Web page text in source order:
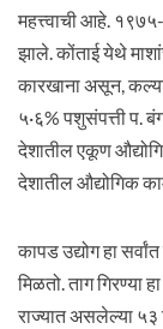
महत्त्वाची आहे.
झाले. कोंताई येथे
कारखाना असून,
५·६% पशुसंपत्ती प.
देशातील एकूण
देशातील औद्योगिक
कापड उद्योग हा
मिळतो. ताग गिरण्या
राज्यात असलेल्या